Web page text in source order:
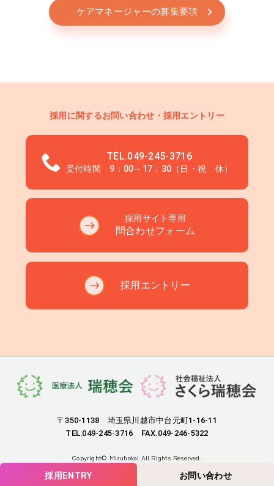
ケアマネージャーの募集要項
採用に関するお問い合わせ・採用エントリー
TEL.049-245-3716
受付時間 9：00～17：30（日・祝 休）
採用サイト専用
問合わせフォーム
採用エントリー
採用ENTRY お問い合わせ
〒350-1138 埼玉県川越市中台元町1-16-11
TEL.049-245-3716 FAX.049-246-5322
Copyright© Mizuhokai All Rights Reserved.